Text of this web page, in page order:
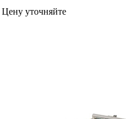
Цену уточняйте